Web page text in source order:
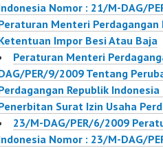
Nomor : 21/M-DAG/
Menteri
Impor Besi Atau Baja
Peraturan Menteri
PER/9/2009 Tentang
Republik
Surat Izin Usaha
23/M-DAG/PER/6/2009
Nomor : 23/M-DAG/